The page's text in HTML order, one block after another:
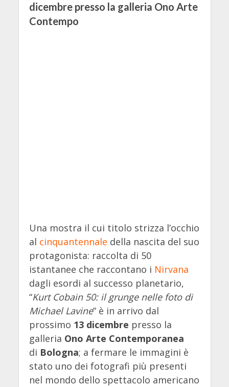
dicembre presso la galleria Ono Arte
Contempo
Una mostra il cui titolo strizza l’occhio
al cinquantennale della nascita del suo
protagonista: raccolta di 50
istantanee che raccontano i Nirvana
dagli esordi al successo planetario,
“Kurt Cobain 50: il grunge nelle foto di
Michael Lavine” è in arrivo dal
prossimo 13 dicembre presso la
galleria Ono Arte Contemporanea
di Bologna; a fermare le immagini è
stato uno dei fotografi più presenti
nel mondo dello spettacolo americano